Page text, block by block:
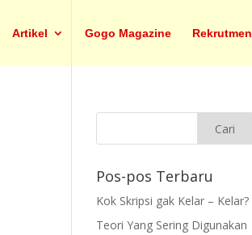
Artikel Gogo Magazine Rekrutmen
Pos-pos Terbaru
Kok Skripsi gak Kelar – Kelar?
Teori Yang Sering Digunakan